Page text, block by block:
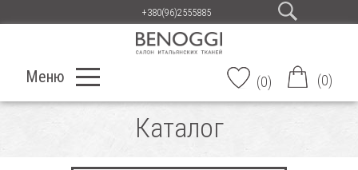
+380(96)2555885
Меню (0) (0)
Каталог